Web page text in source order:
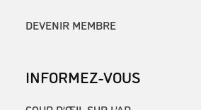
DEVENIR MEMBRE
INFORMEZ-VOUS